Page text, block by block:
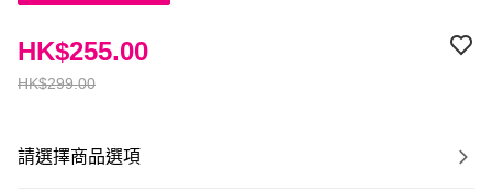
HK$299.00
HK$255.00
請選擇商品選項